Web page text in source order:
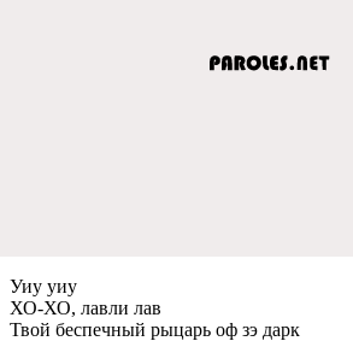
Уиу уиу
ХО-ХО, лавли лав
Твой беспечный рыцарь оф зэ дарк